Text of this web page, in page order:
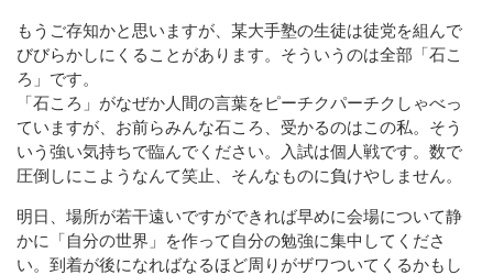
もうご存知かと思いますが、某大手塾の生徒は徒党を組んで
びびらかしにくることがあります。そういうのは全部「石こ
ろ」です。
「石ころ」がなぜか人間の言葉をピーチクパーチクしゃべっ
ていますが、お前らみんな石ころ、受かるのはこの私。そう
いう強い気持ちで臨んでください。入試は個人戦です。数で
圧倒しにこようなんて笑止、そんなものに負けやしません。
明日、場所が若干遠いですができれば早めに会場について静
かに「自分の世界」を作って自分の勉強に集中してくださ
い。到着が後になればなるほど周りがザワついてくるかもし